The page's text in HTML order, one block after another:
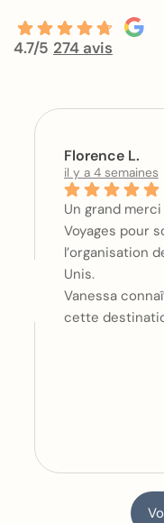
4.7/5 274 avis
Florence L.
il y a 4 semaines
Un grand
Voyages pour
l’organisation
Unis.
Vanessa
cette
Organiser un
villes, des
et des